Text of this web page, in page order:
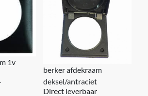
1v
berker afdekraam
deksel/antraciet
Direct leverbaar